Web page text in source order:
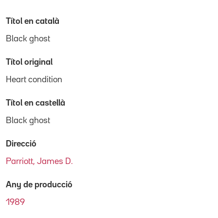
Títol en català
Black ghost
Títol original
Heart condition
Títol en castellà
Black ghost
Direcció
Parriott, James D.
Any de producció
1989